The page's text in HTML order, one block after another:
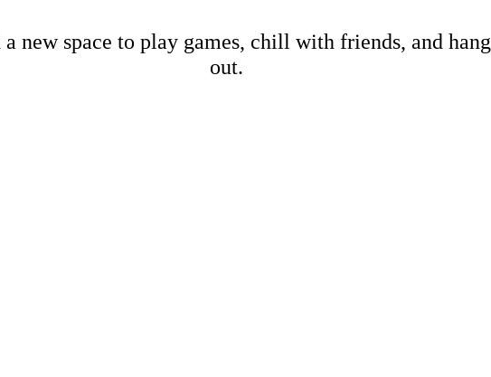
a new space to play games, chill with friends, and hang
out.